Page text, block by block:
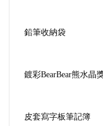
鉛筆收納袋
鍍彩BearBear熊水晶
皮套寫字板筆記簿